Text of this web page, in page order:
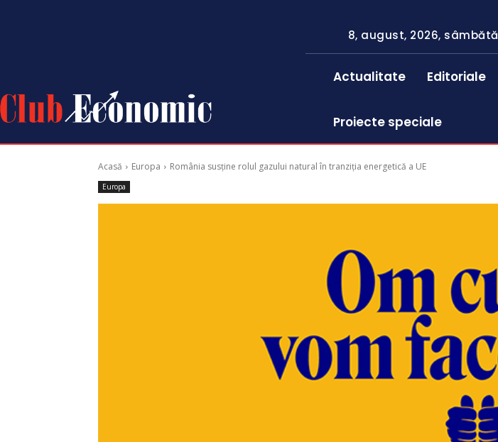
8, august, 2026, sâmbătă
Actualitate Editoriale
Proiecte speciale
Acasă Europa România susține rolul gazului natural în tranziția energetică a UE
Europa